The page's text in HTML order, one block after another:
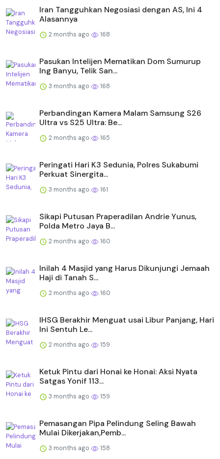
Iran Tangguhkan Negosiasi dengan AS, Ini 4
Alasannya
2 months ago 168
Pasukan Intelijen Mematikan Dom Sumurup
Ing Banyu, Telik San...
3 months ago 168
Perbandingan Kamera Malam Samsung S26
Ultra vs S25 Ultra: Be...
2 months ago 165
Peringati Hari K3 Sedunia, Polres Sukabumi
Perkuat Sinergita...
3 months ago 161
Sikapi Putusan Praperadilan Andrie Yunus,
Polda Metro Jaya B...
2 months ago 160
Inilah 4 Masjid yang Harus Dikunjungi Jemaah
Haji di Tanah S...
2 months ago 160
IHSG Berakhir Menguat usai Libur Panjang, Hari
Ini Sentuh Le...
2 months ago 159
Ketuk Pintu dari Honai ke Honai: Aksi Nyata
Satgas Yonif 113...
3 months ago 159
Pemasangan Pipa Pelindung Seling Bawah
Mulai Dikerjakan,Pemb...
3 months ago 158